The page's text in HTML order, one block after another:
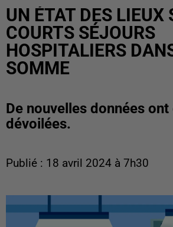
UN ÉTAT DES LIEUX
COURTS SÉJOURS
HOSPITALIERS
SOMME
De nouvelles données ont
dévoilées.
Publié : 18 avril 2024 à 7h30